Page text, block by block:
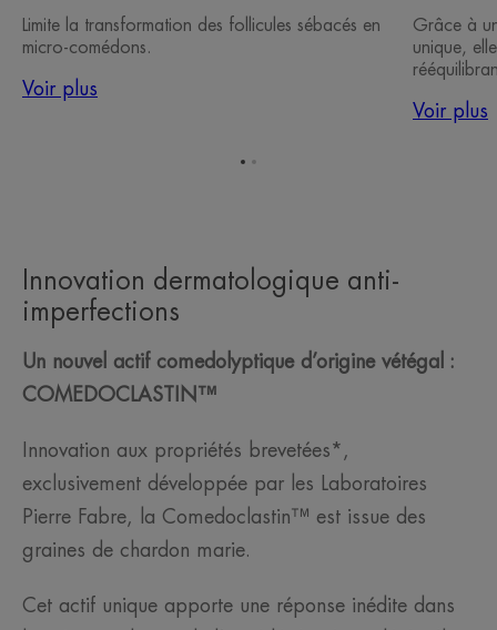
Limite la transformation des follicules sébacés en
micro-comédons.
Voir plus
Grâce à
unique,
Voir plus
Innovation dermatologique anti-
imperfections
Un nouvel actif comedolyptique d’origine vétégal :
COMEDOCLASTIN™
Innovation aux propriétés brevetées*,
exclusivement développée par les Laboratoires
Pierre Fabre, la Comedoclastin™ est issue des
graines de chardon marie.
Cet actif unique apporte une réponse inédite dans